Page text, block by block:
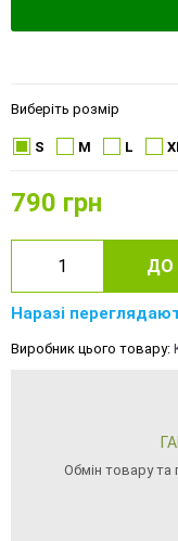
Виберіть розмір
S M L
790 грн
ДО
Наразі
Виробник цього товару:
Обмін товару та